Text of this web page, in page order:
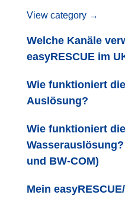
View category →
Welche Kanäle
easyRESCUE im
Wie funktioniert
Auslösung?
Wie funktioniert
und BW-COM)
Mein